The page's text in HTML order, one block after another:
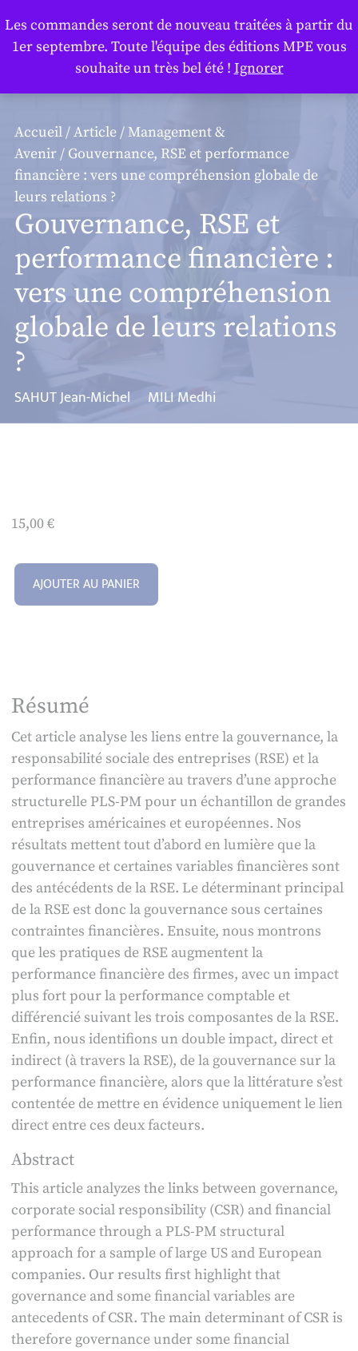
Accueil/Article/ Management &
Avenir/ Gouvernance, RSE et performance
financière : vers une compréhension globale de
leurs relations ?
Gouvernance, RSE et
performance financière :
vers une compréhension
globale de leurs relations
?
SAHUT Jean-Michel MILI Medhi
15,00€
AJOUTER AU PANIER
Résumé
Cet article analyse les liens entre la gouvernance, la
responsabilité sociale des entreprises (RSE) et la
performance financière au travers d’une approche
structurelle PLS-PM pour un échantillon de grandes
entreprises américaines et européennes. Nos
résultats mettent tout d’abord en lumière que la
gouvernance et certaines variables financières sont
des antécédents de la RSE. Le déterminant principal
de la RSE est donc la gouvernance sous certaines
contraintes financières. Ensuite, nous montrons
que les pratiques de RSE augmentent la
performance financière des firmes, avec un impact
plus fort pour la performance comptable et
différencié suivant les trois composantes de la RSE.
Enfin, nous identifions un double impact, direct et
indirect (à travers la RSE), de la gouvernance sur la
performance financière, alors que la littérature s’est
contentée de mettre en évidence uniquement le lien
direct entre ces deux facteurs.
Abstract
This article analyzes the links between governance,
corporate social responsibility (CSR) and financial
performance through a PLS-PM structural
approach for a sample of large US and European
companies. Our results first highlight that
governance and some financial variables are
antecedents of CSR. The main determinant of CSR is
therefore governance under some financial
Les commandes seront de nouveau traitées à partir du
1er septembre. Toute l'équipe des éditions MPE vous
souhaite un très bel été ! Ignorer